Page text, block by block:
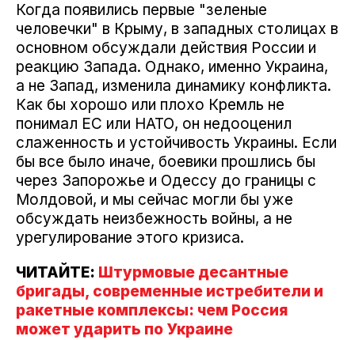
Когда появились первые "зеленые
человечки" в Крыму, в западных столицах в
основном обсуждали действия России и
реакцию Запада. Однако, именно Украина,
а не Запад, изменила динамику конфликта.
Как бы хорошо или плохо Кремль не
понимал ЕС или НАТО, он недооценил
слаженность и устойчивость Украины. Если
бы все было иначе, боевики прошлись бы
через Запорожье и Одессу до границы с
Молдовой, и мы сейчас могли бы уже
обсуждать неизбежность войны, а не
урегулирование этого кризиса.
ЧИТАЙТЕ: Штурмовые десантные
бригады, современные истребители и
ракетные комплексы: чем Россия
может ударить по Украине